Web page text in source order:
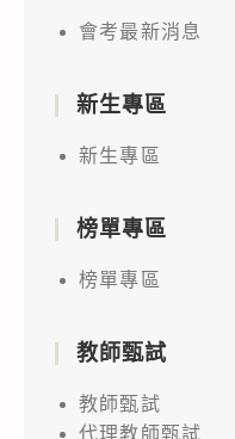
會考最新消息
新生專區
新生專區
榜單專區
榜單專區
教師甄試
教師甄試
代理教師甄試